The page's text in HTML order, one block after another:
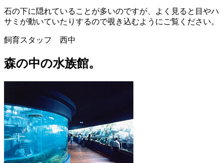
石の下に隠れていることが多いのですが、よく見ると目やハ
サミが動いていたりするので覗き込むようにご覧ください。
飼育スタッフ 西中
森の中の水族館。